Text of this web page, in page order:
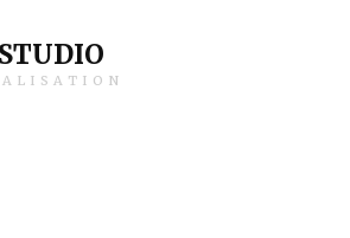
L I S A T I O N